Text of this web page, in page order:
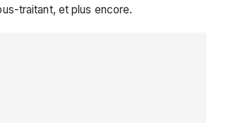
traitant, et plus encore.